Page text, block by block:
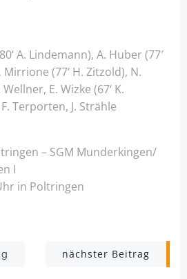
A. Lindemann), A. Huber (77′
Mirrione (77‘ H. Zitzold), N.
E. Wizke (67‘ K.
Terporten, J. Strähle
– SGM Munderkingen/
I
in Poltringen
Post
nächster Beitrag